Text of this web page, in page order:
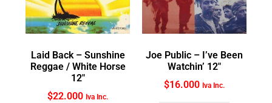
Laid Back ‎– Sunshine
Reggae / White Horse
12″
$22.000 Iva Inc.
Joe Public ‎– I’ve Been
Watchin’ 12″
$16.000 Iva Inc.